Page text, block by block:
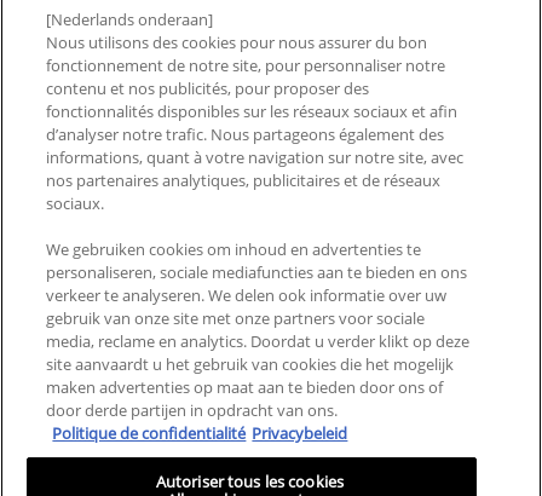
WAAROM CERAVE
2026 CERAWARDS
NEEM CONTACT MET ONS
OP
LANDEN EN REGIO'S
ALGEMENE VOORWAARDEN PRIVACYBELEID
ALGEMENE VOORWAARDEN
VOOR CONSUMENTEN
REVIEWS EN RECENSIES
MIJN COOKIE-
INSTELLINGEN
Deze site is bedoeld voor consumenten uit de Benelux. Cookies en
gerelateerde technologie worden gebruikt voor advertenties. Voor meer
[Nederlands onderaan]
Nous utilisons des cookies pour nous assurer du bon
fonctionnement de notre site, pour personnaliser notre
contenu et nos publicités, pour proposer des
fonctionnalités disponibles sur les réseaux sociaux et afin
d’analyser notre trafic. Nous partageons également des
informations, quant à votre navigation sur notre site, avec
nos partenaires analytiques, publicitaires et de réseaux
sociaux.
We gebruiken cookies om inhoud en advertenties te
personaliseren, sociale mediafuncties aan te bieden en ons
verkeer te analyseren. We delen ook informatie over uw
gebruik van onze site met onze partners voor sociale
media, reclame en analytics. Doordat u verder klikt op deze
site aanvaardt u het gebruik van cookies die het mogelijk
maken advertenties op maat aan te bieden door ons of
door derde partijen in opdracht van ons.
Politique de confidentialité Privacybeleid
Autoriser tous les cookies